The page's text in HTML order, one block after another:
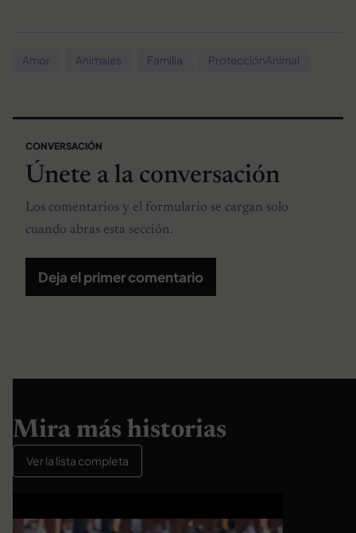
Amor Animales Familia ProtecciónAnimal
CONVERSACIÓN
Únete a la conversación
Los comentarios y el formulario se cargan solo
cuando abras esta sección.
Deja el primer comentario
Mira más historias
Ver la lista completa